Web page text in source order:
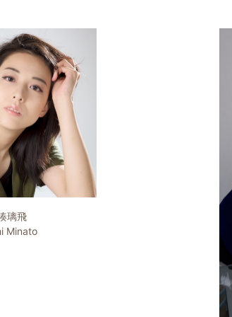
璃飛
Minato